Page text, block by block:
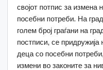
својот потпис за измена
посебни потреби. На
голем број граѓани на
постписи, се
деца со посебни
измени во законите за